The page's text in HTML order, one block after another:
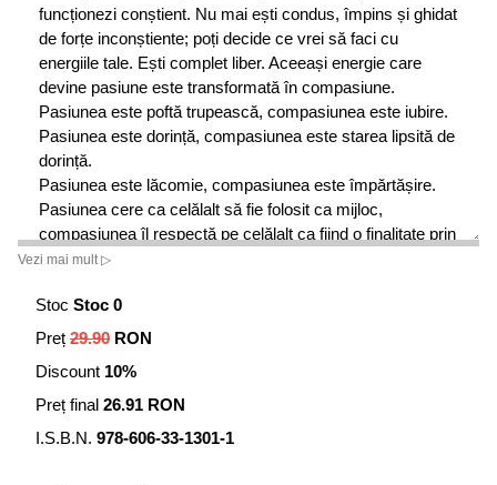
funcționezi conștient. Nu mai ești condus, împins și ghidat
de forțe inconștiente; poți decide ce vrei să faci cu
energiile tale. Ești complet liber. Aceeași energie care
devine pasiune este transformată în compasiune.
Pasiunea este poftă trupească, compasiunea este iubire.
Pasiunea este dorință, compasiunea este starea lipsită de
dorință.
Pasiunea este lăcomie, compasiunea este împărtășire.
Pasiunea cere ca celălalt să fie folosit ca mijloc,
compasiunea îl respectă pe celălalt ca fiind o finalitate prin
el însuși sau ea însăși. Pasiunea te ține legat de pământ,
Vezi mai mult ▷
Stoc Stoc 0
Preț 29.90 RON
Discount 10%
Preț final 26.91 RON
I.S.B.N. 978-606-33-1301-1